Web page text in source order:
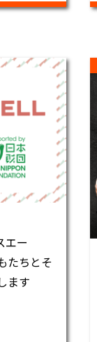
エー
たちとそ
ます